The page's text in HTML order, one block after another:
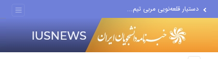
دستیار قلعه‌نویی مربی تیم...
انتشار اخبار جعلی توسط...